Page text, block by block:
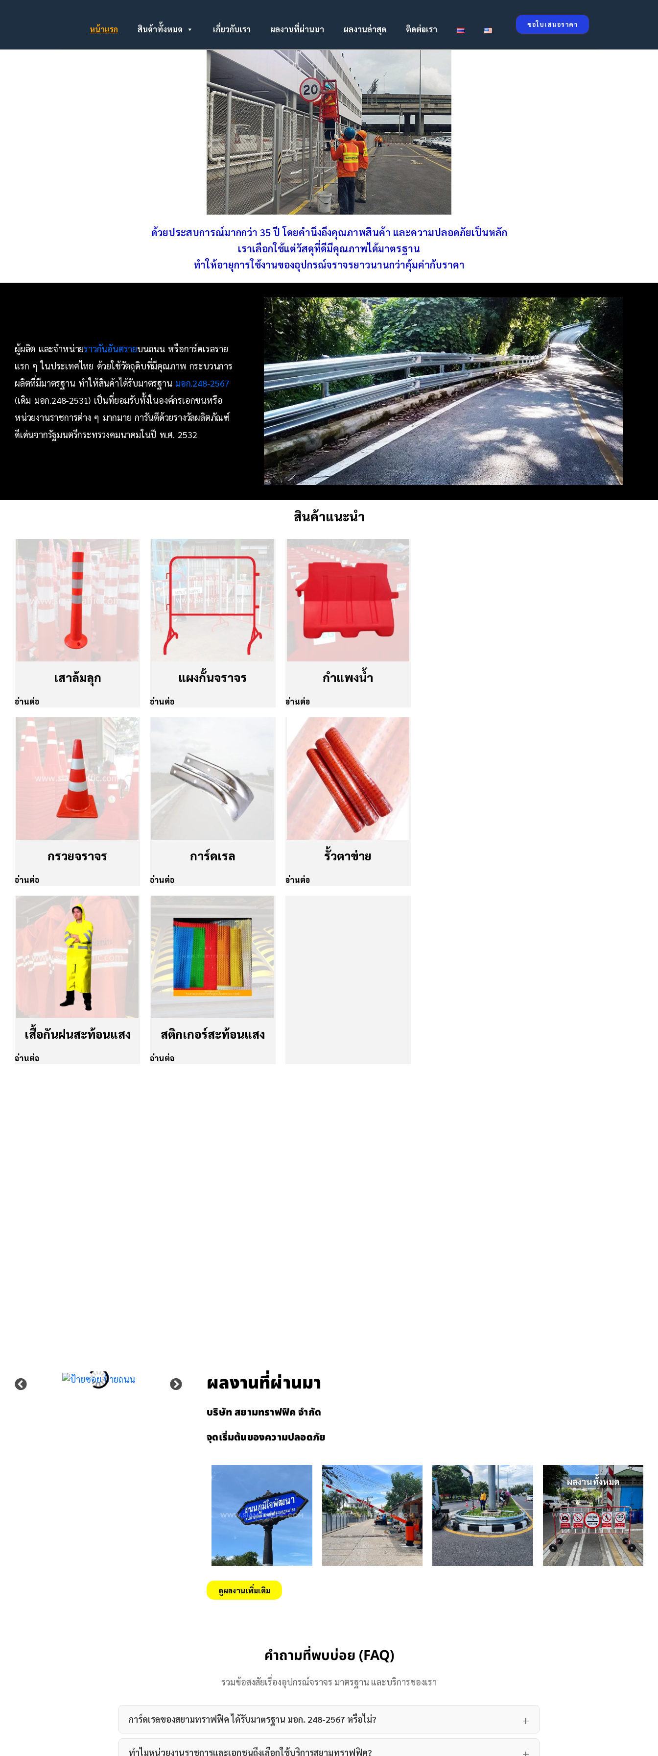
ขอใบเสนอราคา
หน้าแรก สินค้าทั้งหมด เกี่ยวกับเรา ผลงานที่ผ่านมา ผลงานล่าสุด ติดต่อเรา
ด้วยประสบการณ์มากกว่า 35 ปี โดยคำนึงถึงคุณภาพสินค้า และความปลอดภัยเป็นหลัก
เราเลือกใช้แต่วัสดุที่ดีมีคุณภาพได้มาตรฐาน
ทำให้อายุการใช้งานของอุปกรณ์จราจรยาวนานกว่าคุ้มค่ากับราคา
ผู้ผลิต และจำหน่ายราวกันอันตรายบนถนน หรือการ์ดเรลราย
แรก ๆ ในประเทศไทย ด้วยใช้วัตถุดิบที่มีคุณภาพ กระบวนการ
ผลิตที่มีมาตรฐาน ทำให้สินค้าได้รับมาตรฐาน มอก.248-2567
(เดิม มอก.248-2531) เป็นที่ยอมรับทั้งในองค์กรเอกชนหรือ
หน่วยงานราชการต่าง ๆ มากมาย การันตีด้วยรางวัลผลิตภัณฑ์
ดีเด่นจากรัฐมนตรีกระทรวงคมนาคมในปี พ.ศ. 2532
สินค้าแนะนำ
เสาล้มลุก
อ่านต่อ
แผงกั้นจราจร
อ่านต่อ
กำแพงน้ำ
อ่านต่อ
กรวยจราจร
อ่านต่อ
การ์ดเรล
อ่านต่อ
รั้วตาข่าย
อ่านต่อ
เสื้อกันฝนสะท้อนแสง
อ่านต่อ
สติกเกอร์สะท้อนแสง
อ่านต่อ
ผลงานที่ผ่านมา
บริษัท สยามทราฟฟิค จำกัด
จุดเริ่มต้นของความปลอดภัย
ผลงานทั้งหมด
ดูผลงานเพิ่มเติม
คำถามที่พบบ่อย (FAQ)
รวมข้อสงสัยเรื่องอุปกรณ์จราจร มาตรฐาน และบริการของเรา
การ์ดเรลของสยามทราฟฟิค ได้รับมาตรฐาน มอก. 248-2567 หรือไม่?
ทำไมหน่วยงานราชการและเอกชนถึงเลือกใช้บริการสยามทราฟฟิค?